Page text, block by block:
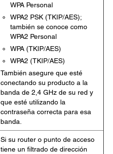
WPA Personal
WPA2 PSK (TKIP/AES);
también se conoce como
WPA2 Personal
WPA (TKIP/AES)
WPA2 (TKIP/AES)
También asegure que esté
conectando su producto a la
banda de 2,4 GHz de su red y
que esté utilizando la
contraseña correcta para esa
banda.
Si su router o punto de acceso
tiene un filtrado de dirección